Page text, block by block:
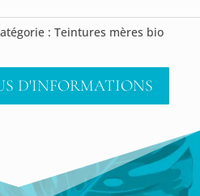
: Teintures mères bio
D'INFORMATIONS